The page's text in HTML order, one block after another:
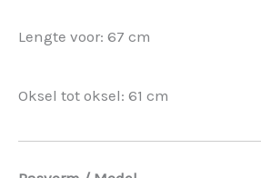
Lengte voor: 67 cm
Oksel tot oksel: 61 cm